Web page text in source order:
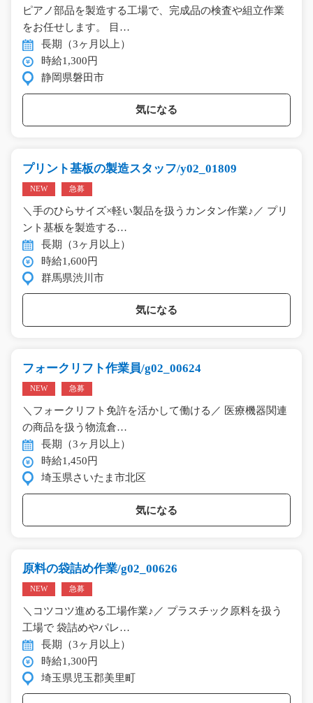
ピアノ部品を製造する工場で、完成品の検査や組立作業
をお任せします。 目…
長期（3ヶ月以上）
時給1,300円
静岡県磐田市
気になる
プリント基板の製造スタッフ/y02_01809
NEW 急募
＼手のひらサイズ×軽い製品を扱うカンタン作業♪／ プリ
ント基板を製造する…
長期（3ヶ月以上）
時給1,600円
群馬県渋川市
気になる
フォークリフト作業員/g02_00624
NEW 急募
＼フォークリフト免許を活かして働ける／ 医療機器関連
の商品を扱う物流倉…
長期（3ヶ月以上）
時給1,450円
埼玉県さいたま市北区
気になる
原料の袋詰め作業/g02_00626
NEW 急募
＼コツコツ進める工場作業♪／ プラスチック原料を扱う
工場で 袋詰めやパレ…
長期（3ヶ月以上）
時給1,300円
埼玉県児玉郡美里町